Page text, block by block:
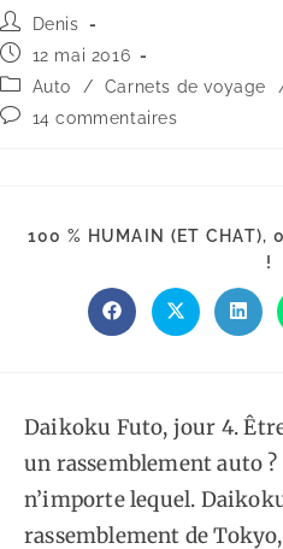
Auteur/autrice
de
la
publication :
Denis
Publication
publiée :
12 mai 2016
Post
category:
Auto / Carnets de voyage
Commentaires
14 commentaires
100 % HUMAIN (ET CHAT),
!
Ouvrir
dans
Ouvrir
dans
Ouvrir
dans
Daikoku Futo, jour 4.
un rassemblement auto ?
n’importe lequel.
rassemblement de